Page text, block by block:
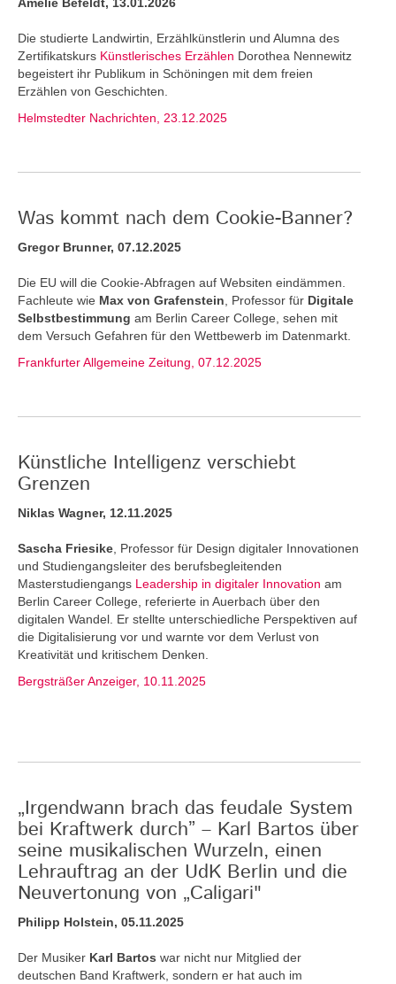
Die studierte Landwirtin, Erzählkünstlerin und Alumna des
Zertifikatskurs Künstlerisches Erzählen Dorothea Nennewitz
begeistert ihr Publikum in Schöningen mit dem freien
Erzählen von Geschichten.
Helmstedter Nachrichten, 23.12.2025
Was kommt nach dem Cookie-Banner?
Gregor Brunner, 07.12.2025
Die EU will die Cookie-Abfragen auf Websiten eindämmen.
Fachleute wie Max von Grafenstein , Professor für Digitale
Selbstbestimmung am Berlin Career College, sehen mit
dem Versuch Gefahren für den Wettbewerb im Datenmarkt.
Frankfurter Allgemeine Zeitung, 07.12.2025
Künstliche Intelligenz verschiebt
Grenzen
Niklas Wagner, 12.11.2025
Sascha Friesike , Professor für Design digitaler Innovationen
und Studiengangsleiter des berufsbegleitenden
Masterstudiengangs Leadership in digitaler Innovation am
Berlin Career College, referierte in Auerbach über den
digitalen Wandel. Er stellte unterschiedliche Perspektiven auf
die Digitalisierung vor und warnte vor dem Verlust von
Kreativität und kritischem Denken.
Bergsträßer Anzeiger, 10.11.2025
„Irgendwann brach das feudale System
bei Kraftwerk durch” – Karl Bartos über
seine musikalischen Wurzeln, einen
Lehrauftrag an der UdK Berlin und die
Neuvertonung von „Caligari"
Philipp Holstein, 05.11.2025
Der Musiker Karl Bartos war nicht nur Mitglied der
deutschen Band Kraftwerk, sondern er hat auch im